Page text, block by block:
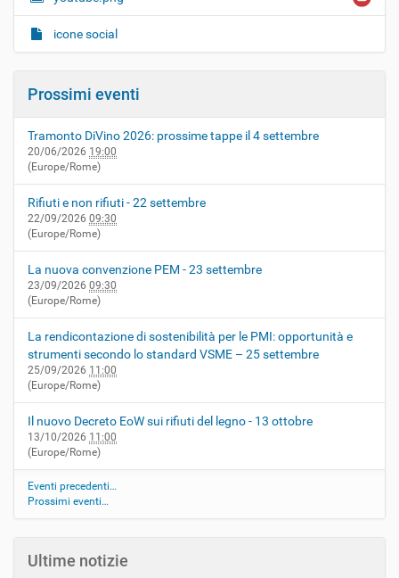
icone social
Prossimi eventi
Tramonto DiVino 2026: prossime tappe il 4 settembre
20/06/2026 19:00
(Europe/Rome)
Rifiuti e non rifiuti - 22 settembre
22/09/2026 09:30
(Europe/Rome)
La nuova convenzione PEM - 23 settembre
23/09/2026 09:30
(Europe/Rome)
La rendicontazione di sostenibilità per le PMI: opportunità e
strumenti secondo lo standard VSME – 25 settembre
25/09/2026 11:00
(Europe/Rome)
Il nuovo Decreto EoW sui rifiuti del legno - 13 ottobre
13/10/2026 11:00
(Europe/Rome)
Eventi precedenti…
Prossimi eventi…
Ultime notizie